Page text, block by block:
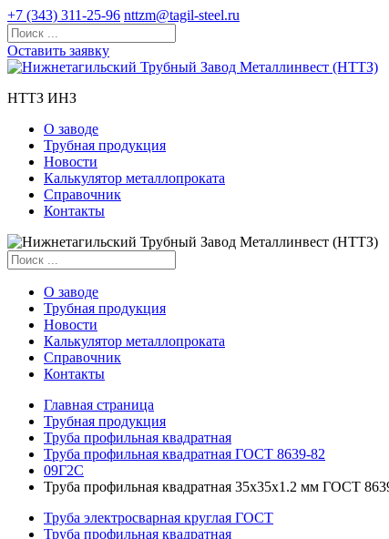
+7 (343) 311-25-96 nttzm@tagil-steel.ru
Оставить заявку
НТТЗ ИНЗ
О заводе
Трубная продукция
Новости
Калькулятор металлопроката
Справочник
Контакты
О заводе
Трубная продукция
Новости
Калькулятор металлопроката
Справочник
Контакты
Главная страница
Трубная продукция
Труба профильная квадратная
Труба профильная квадратная ГОСТ 8639-82
09Г2С
Труба профильная квадратная 35x35x1.2 мм ГОСТ
Труба электросварная круглая ГОСТ
Труба профильная квадратная